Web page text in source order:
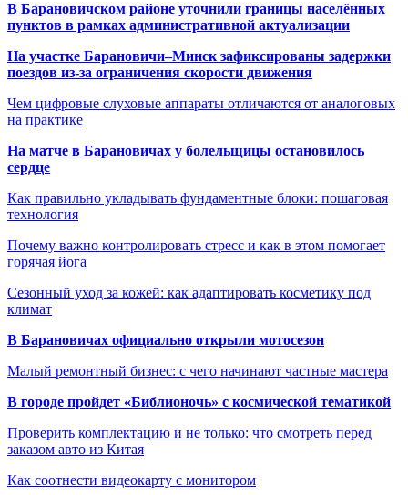
В Барановичском районе уточнили границы населённых
пунктов в рамках административной актуализации
На участке Барановичи–Минск зафиксированы задержки
поездов из-за ограничения скорости движения
Чем цифровые слуховые аппараты отличаются от аналоговых
на практике
На матче в Барановичах у болельщицы остановилось
сердце
Как правильно укладывать фундаментные блоки: пошаговая
технология
Почему важно контролировать стресс и как в этом помогает
горячая йога
Сезонный уход за кожей: как адаптировать косметику под
климат
В Барановичах официально открыли мотосезон
Малый ремонтный бизнес: с чего начинают частные мастера
В городе пройдет «Библионочь» с космической тематикой
Проверить комплектацию и не только: что смотреть перед
заказом авто из Китая
Как соотнести видеокарту с монитором